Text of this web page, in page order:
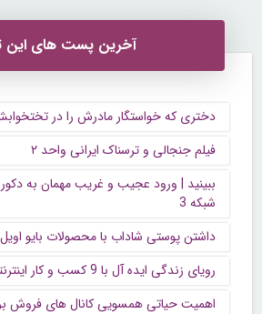
آخرین پست های این
دختری که خواستگار مادرش را در
فیلم جنجالی و ترسناک ایرانی واحد ۲
ببینید | ورود عجیب و غریب مهمان به دکور
شبکه 3
داشتن پوستی شاداب با محصولات بایو اویل
رویای زندگی ایده آل با 9 کسب و کار اینترنتی یا آنلاین
اهمیت حیاتی همسویی کانال های فروش